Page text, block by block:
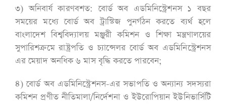
৩) অনিবার্য কারণবশত: বোর্ড অব এডমিনিস্ট্রেশনস ১ বছর
সময়ের মধ্যে বোর্ড অব ট্রাস্টিজ পুনর্গঠন করতে ব্যর্থ হলে
বাংলাদেশ বিশ্ববিদ্যালয় মঞ্জুরী কমিশন ও শিক্ষা মন্ত্রণালয়ের
সুপারিশক্রমে রাষ্ট্রপতি ও চ্যান্সেলর বোর্ড অব এডমিনিস্ট্রেশনস
এর মেয়াদ অনধিক ৬ মাস বৃদ্ধি করতে পারবেন;
৪) বোর্ড অব এডমিনিস্ট্রেশনস-এর সভাপতি ও অন্যান্য সদস্যরা
কমিশন প্রণীত নীতিমালা/নির্দেশনা ও ইউরোপিয়ান ইউনিভার্সিটি